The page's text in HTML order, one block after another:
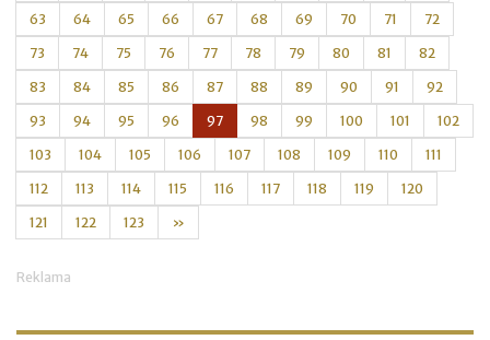
63 64 65 66 67 68 69 70 71 72
73 74 75 76 77 78 79 80 81 82
83 84 85 86 87 88 89 90 91 92
93 94 95 96 97 98 99 100 101 102
103 104 105 106 107 108 109 110 111
112 113 114 115 116 117 118 119 120
121 122 123 »
Reklama